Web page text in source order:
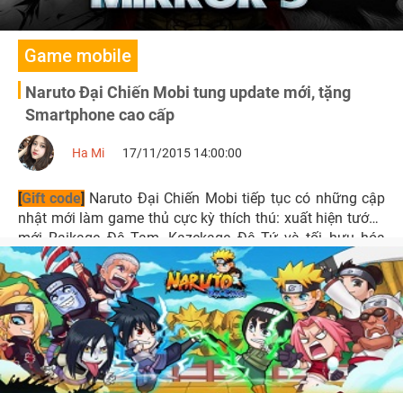
Game mobile
Naruto Đại Chiến Mobi tung update mới, tặng
Smartphone cao cấp
Ha Mi 17/11/2015 14:00:00
[Gift code] Naruto Đại Chiến Mobi tiếp tục có những cập
nhật mới làm game thủ cực kỳ thích thú: xuất hiện tướng
mới Raikage Đệ Tam, Kazekage Đệ Tứ và tối hưu hóa
nhiều tính năng trong game, tặng smartphone trong sự
kiện đặc biệt chào mừng update.